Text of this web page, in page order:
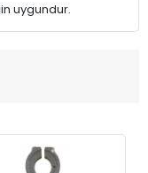
uygundur.